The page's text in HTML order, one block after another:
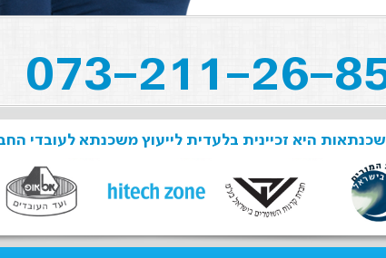
היא זכיינית בלעדית לייעוץ משכנתא לעובדי